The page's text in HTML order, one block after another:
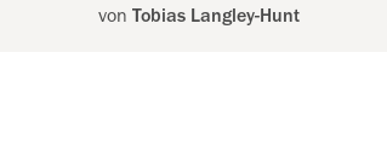
von Tobias Langley-Hunt